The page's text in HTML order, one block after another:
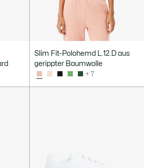
Slim Fit-Polohemd L.12.D aus
gerippter Baumwolle
+ 7